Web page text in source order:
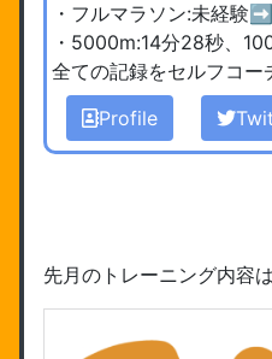
・フルマラソン:未経験
・5000m:14分28秒、
全ての記録をセルフコー
Profile
先月のトレーニング内容